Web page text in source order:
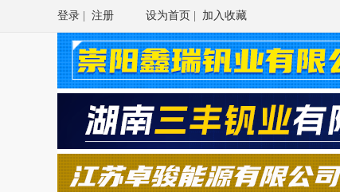
登录 注册 设为首页 加入收藏